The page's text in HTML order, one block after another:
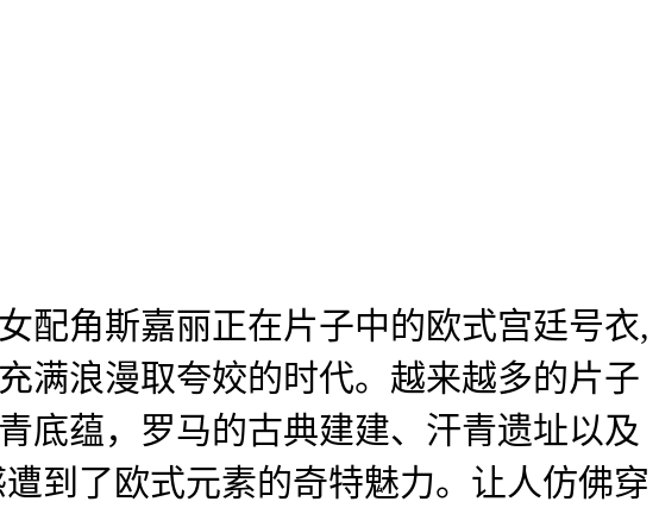
角斯嘉丽正在片子中的欧式宫廷号衣,
满浪漫取夸姣的时代。越来越多的片子
底蕴，罗马的古典建建、汗青遗址以及
到了欧式元素的奇特魅力。让人仿佛穿